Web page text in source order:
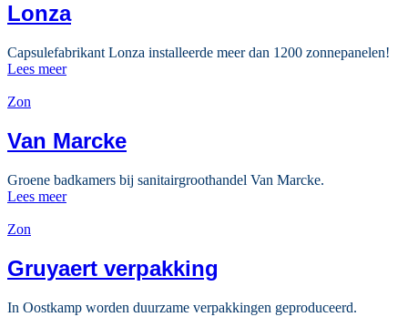
Lonza
Capsulefabrikant Lonza installeerde meer dan 1200 zonnepanelen!
Lees meer
Zon
Van Marcke
Groene badkamers bij sanitairgroothandel Van Marcke.
Lees meer
Zon
Gruyaert verpakking
In Oostkamp worden duurzame verpakkingen geproduceerd.